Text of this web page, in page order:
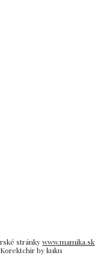
stránkywww.mamika.sk
by kuku